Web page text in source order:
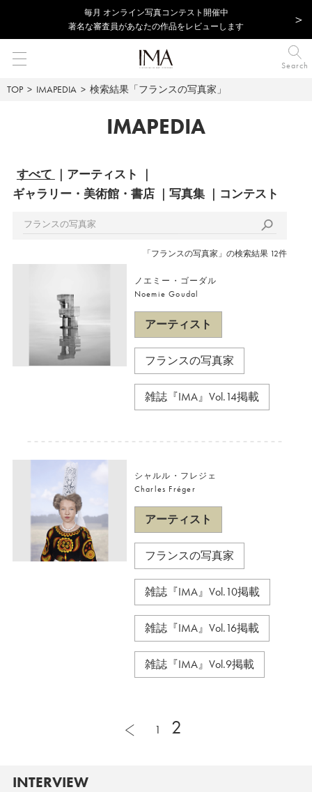
毎⽉ オンライン写真コンテスト開催中
著名な審査員があなたの作品をレビューします
Search
TOP IMAPEDIA 検索結果「フランスの写真家」
IMAPEDIA
すべて
アーティスト
ギャラリー・美術館・書店
写真集 コンテスト
「フランスの写真家」の検索結果 12件
ノエミー・ゴーダル
Noemie Goudal
アーティスト
フランスの写真家
雑誌『IMA』Vol.14掲載
シャルル・フレジェ
Charles Fréger
アーティスト
フランスの写真家
雑誌『IMA』Vol.10掲載
雑誌『IMA』Vol.16掲載
雑誌『IMA』Vol.9掲載
1 2
INTERVIEW